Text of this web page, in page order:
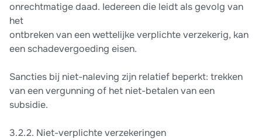
onrechtmatige daad. Iedereen die leidt als gevolg van
het
ontbreken van een wettelijke verplichte verzekerig, kan
een schadevergoeding eisen.
Sancties bij niet-naleving zijn relatief beperkt: trekken
van een vergunning of het niet-betalen van een
subsidie.
3.2.2. Niet-verplichte verzekeringen